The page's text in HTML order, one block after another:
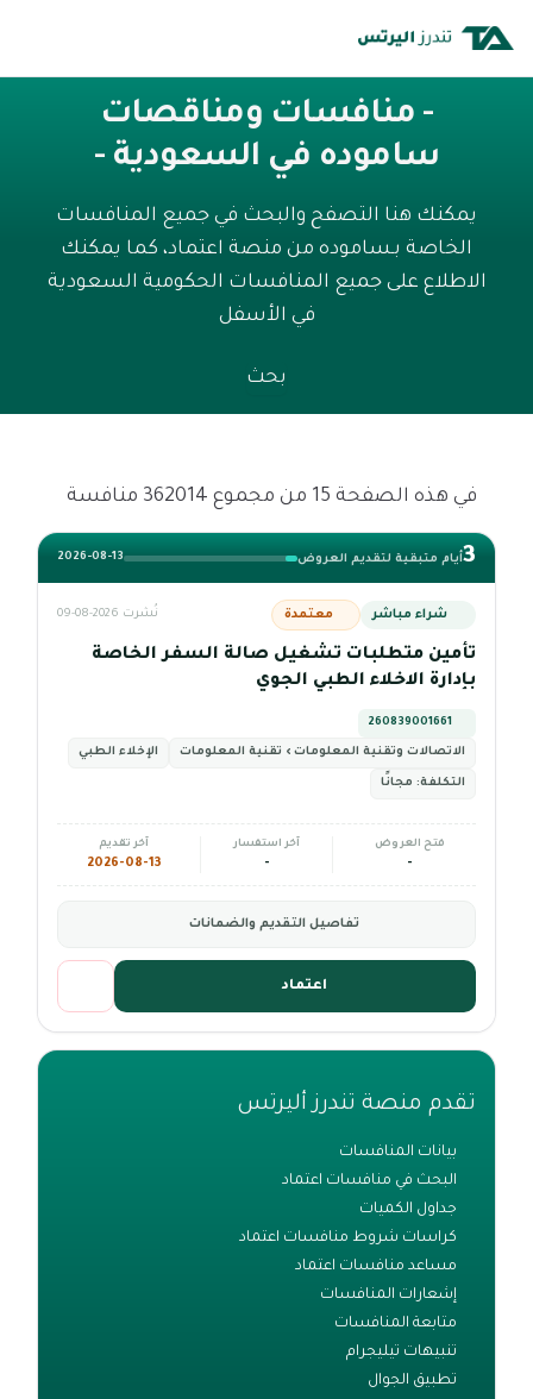
- منافسات ومناقصات
ساموده في السعودية -
يمكنك هنا التصفح والبحث في جميع المنافسات
الخاصة بـساموده من منصة اعتماد، كما يمكنك
الاطلاع على جميع المنافسات الحكومية السعودية
في الأسفل
بحث
في هذه الصفحة 15 من مجموع 362014 منافسة
3أيام متبقية لتقديم العروض 2026-08-13
شراء مباشر معتمدة نُشرت 2026-08-09
تأمين متطلبات تشغيل صالة السفر الخاصة
بإدارة الاخلاء الطبي الجوي
260839001661
الاتصالات وتقنية المعلومات › تقنية المعلومات الإخلاء الطبي
التكلفة: مجانًا
فتح العروض
-
آخر استفسار
-
آخر تقديم
2026-08-13
تفاصيل التقديم والضمانات
اعتماد
تقدم منصة تندرز أليرتس
بيانات المنافسات
البحث في منافسات اعتماد
جداول الكميات
كراسات شروط منافسات اعتماد
مساعد منافسات اعتماد
إشعارات المنافسات
متابعة المنافسات
تنبيهات تيليجرام
تطبيق الجوال